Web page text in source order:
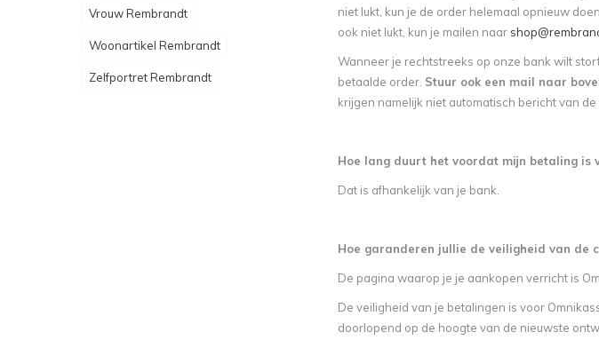
Vrouw Rembrandt
Woonartikel Rembrandt
Zelfportret Rembrandt
niet lukt, kun je de order helemaal opnieuw
ook niet lukt, kun je mailen naar
Wanneer je rechtstreeks op onze bank wilt
betaalde order. Stuur ook een mail naar
krijgen namelijk niet automatisch bericht van
Hoe lang duurt het voordat mijn betaling is
Dat is afhankelijk van je bank.
Hoe garanderen jullie de veiligheid van de
De pagina waarop je je aankopen verricht is
De veiligheid van je betalingen is voor
doorlopend op de hoogte van de nieuwste